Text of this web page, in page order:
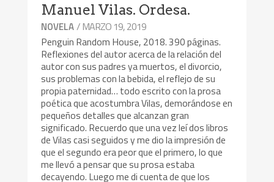
Manuel Vilas. Ordesa.
NOVELA/ MARZO 19, 2019
Penguin Random House, 2018. 390 páginas.
Reflexiones del autor acerca de la relación del
autor con sus padres ya muertos, el divorcio,
sus problemas con la bebida, el reflejo de su
propia paternidad… todo escrito con la prosa
poética que acostumbra Vilas, demorándose en
pequeños detalles que alcanzan gran
significado. Recuerdo que una vez leí dos libros
de Vilas casi seguidos y me dio la impresión de
que el segundo era peor que el primero, lo que
me llevó a pensar que su prosa estaba
decayendo. Luego me di cuenta de que los